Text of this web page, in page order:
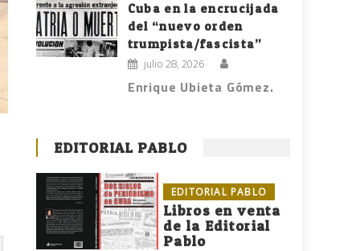
Cuba en la encrucijada
del “nuevo orden
trumpista/fascista”
julio 28, 2026
Enrique Ubieta Gómez.
EDITORIAL PABLO
EDITORIAL PABLO
Libros en venta
de la Editorial
Pablo